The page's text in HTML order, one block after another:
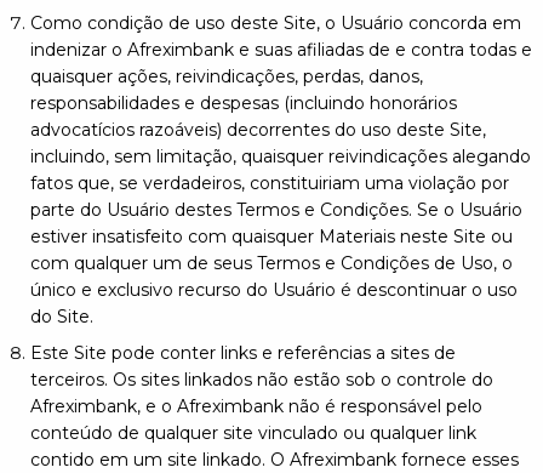
Como condição de uso deste Site, o Usuário concorda em
indenizar o Afreximbank e suas afiliadas de e contra todas e
quaisquer ações, reivindicações, perdas, danos,
responsabilidades e despesas (incluindo honorários
advocatícios razoáveis) decorrentes do uso deste Site,
incluindo, sem limitação, quaisquer reivindicações alegando
fatos que, se verdadeiros, constituiriam uma violação por
parte do Usuário destes Termos e Condições. Se o Usuário
estiver insatisfeito com quaisquer Materiais neste Site ou
com qualquer um de seus Termos e Condições de Uso, o
único e exclusivo recurso do Usuário é descontinuar o uso
do Site.
Este Site pode conter links e referências a sites de
terceiros. Os sites linkados não estão sob o controle do
Afreximbank, e o Afreximbank não é responsável pelo
conteúdo de qualquer site vinculado ou qualquer link
contido em um site linkado. O Afreximbank fornece esses